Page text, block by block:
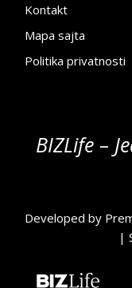
Kontakt
Mapa sajta
Politika privatnosti
BIZLife –
Developed by
|